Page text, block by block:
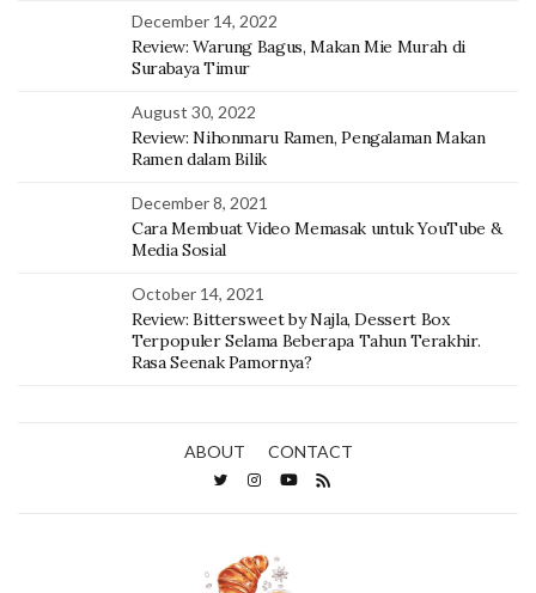
December 14, 2022
Review: Warung Bagus, Makan Mie Murah di
Surabaya Timur
August 30, 2022
Review: Nihonmaru Ramen, Pengalaman Makan
Ramen dalam Bilik
December 8, 2021
Cara Membuat Video Memasak untuk YouTube &
Media Sosial
October 14, 2021
Review: Bittersweet by Najla, Dessert Box
Terpopuler Selama Beberapa Tahun Terakhir.
Rasa Seenak Pamornya?
ABOUT CONTACT